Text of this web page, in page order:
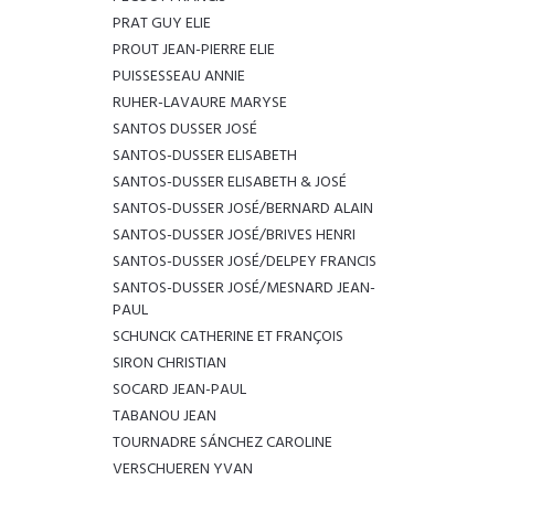
PRAT GUY ELIE
PROUT JEAN-PIERRE ELIE
PUISSESSEAU ANNIE
RUHER-LAVAURE MARYSE
SANTOS DUSSER JOSÉ
SANTOS-DUSSER ELISABETH
SANTOS-DUSSER ELISABETH & JOSÉ
SANTOS-DUSSER JOSÉ/BERNARD ALAIN
SANTOS-DUSSER JOSÉ/BRIVES HENRI
SANTOS-DUSSER JOSÉ/DELPEY FRANCIS
SANTOS-DUSSER JOSÉ/MESNARD JEAN-
PAUL
SCHUNCK CATHERINE ET FRANÇOIS
SIRON CHRISTIAN
SOCARD JEAN-PAUL
TABANOU JEAN
TOURNADRE SÁNCHEZ CAROLINE
VERSCHUEREN YVAN